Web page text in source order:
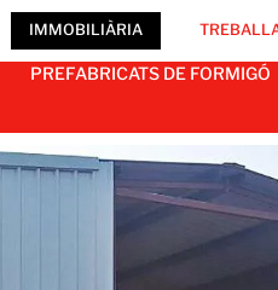
IMMOBILIÀRIA
PREFABRICATS DE FORMIGÓ